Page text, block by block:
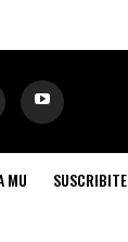
MU SUSCRIBITE